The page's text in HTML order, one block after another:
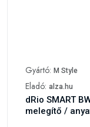
Gyártó: M Style
Eladó: alza.hu
dRio SMART
melegítő /